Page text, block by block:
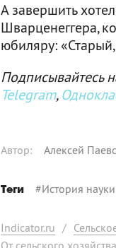
А завершить
Шварценеггера,
юбиляру:
Подписывайтесь
Telegram,
Автор: Алексей
Теги #История науки
Indicator.ru /
От сельского